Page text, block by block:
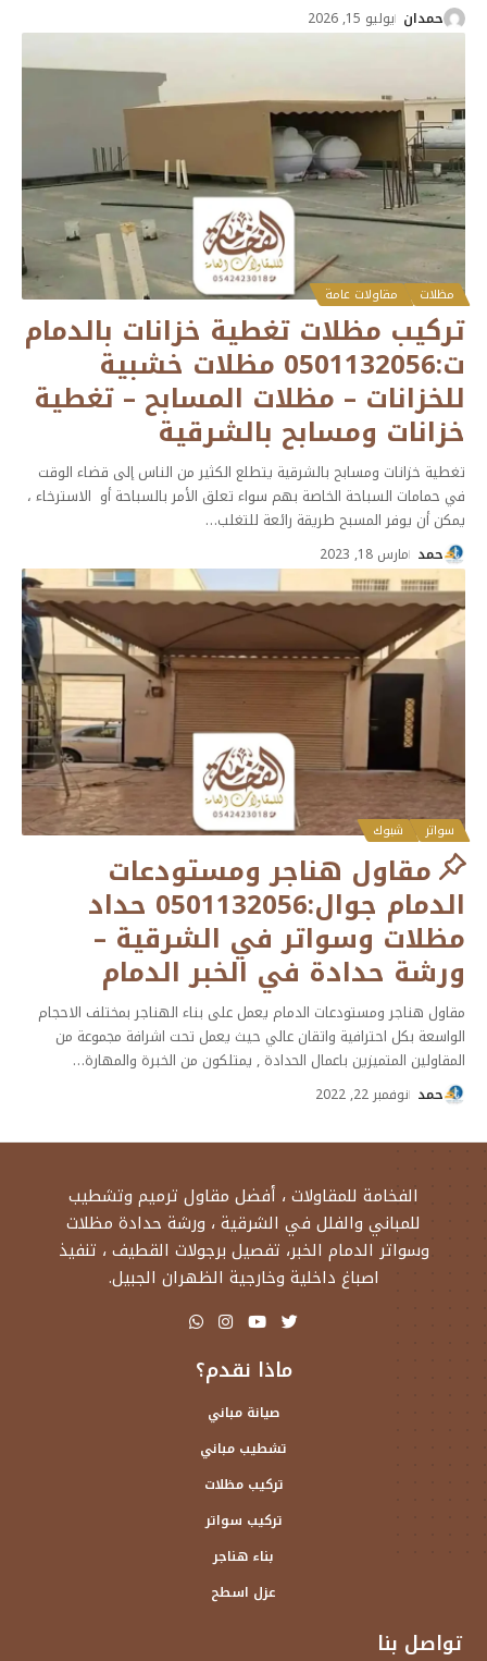
حمدان يوليو 15, 2026
مظلات مقاولات عامة
تركيب مظلات تغطية خزانات بالدمام
ت:0501132056 مظلات خشبية
للخزانات – مظلات المسابح – تغطية
خزانات ومسابح بالشرقية
تغطية خزانات ومسابح بالشرقية يتطلع الكثير من الناس إلى قضاء الوقت
في حمامات السباحة الخاصة بهم سواء تعلق الأمر بالسباحة أو الاسترخاء ،
يمكن أن يوفر المسبح طريقة رائعة للتغلب…
حمد مارس 18, 2023
سواتر شبوك
مقاول هناجر ومستودعات
الدمام جوال:0501132056 حداد
مظلات وسواتر في الشرقية –
ورشة حدادة في الخبر الدمام
مقاول هناجر ومستودعات الدمام يعمل على بناء الهناجر بمختلف الاحجام
الواسعة بكل احترافية واتقان عالي حيث يعمل تحت اشرافة مجموعة من
المقاولين المتميزين باعمال الحدادة , يمتلكون من الخبرة والمهارة…
حمد نوفمبر 22, 2022
الفخامة للمقاولات ، أفضل مقاول ترميم وتشطيب
للمباني والفلل في الشرقية ، ورشة حدادة مظلات
وسواتر الدمام الخبر، تفصيل برجولات القطيف ، تنفيذ
اصباغ داخلية وخارجية الظهران الجبيل.
ماذا نقدم؟
صيانة مباني
تشطيب مباني
تركيب مظلات
تركيب سواتر
بناء هناجر
عزل اسطح
تواصل بنا